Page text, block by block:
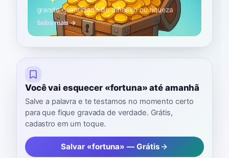
grande quantidade de dinheiro ou riqueza
Saiba mais →
Você vai esquecer «fortuna» até amanhã
Salve a palavra e te testamos no momento certo
para que fique gravada de verdade. Grátis,
cadastro em um toque.
Salvar «fortuna» — Grátis